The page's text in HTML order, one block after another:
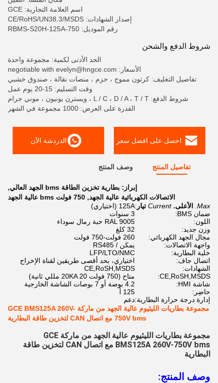
اسم العلامة التجارية: GCE
إصدار الشهادات: CE/RoHS/UN38.3/MSDS
رقم الموديل: RBMS-S20H-125A-750
شروط الدفع والشحن
الحد الأدنى لكمية: مجموعة واحدة
الأسعار: negotiable with evelyn@hngce.com
تفاصيل التغليف: كرتون مموج ، حزم ، منصات نقالة ، صندوق خشبي
وقت التسليم: 15-20 يوم عمل
شروط الدفع: L / C ، D / A ، T / T ، ويسترن يونيون ، موني جرام
القدرة على العرض: 1000 مجموعة في الشهر
احصل على افضل سعر الدردشة الآن
تفاصيل المنتج وصف المنتج
إبراز: بطارية تخزين الطاقة bms الجهد العالي
,
الاتصالات الكهربائية عالية الجهد, 750 فولت bms عالية الجهد
Max.
الأعلى. Current تيار :125A (اختياري)
ضمان BMS:
3 سنوات
اللون:
RAL 9005 حبة رمال سوداء
وزن جديد:
32 كلغ
مجال الجهد الكهربائي:
260 فولت-750 فولت
واجهة الاتصالات:
يمكن / RS485
خلية البطارية:
LFP/LTO/NMC
اتصال جاف:
اختياري، بحد أقصى طريقين لقناة الإخراج
الشهادات:
CE,RoSH,MSDS
CE,RoSH,MSDS:
متاح (750 فولت 20KA 20 مللي ثانية)
شاشة HMI:
4.2 بوصة أو 7 بوصات الشاشة الخارجية
حاضِر:
125 أ
إدارة درجة حرارة البطارية:دعم
مجموعة بطاريات الليثيوم عالية الجهد من ماركة GCE BMS125A 260V-
750V bms مع اتصال CAN لتخزين طاقة البطارية
مجموعة بطاريات الليثيوم عالية الجهد من ماركة GCE
BMS125A 260V-750V bms مع اتصال CAN لتخزين طاقة
البطارية
وصف المنتج: